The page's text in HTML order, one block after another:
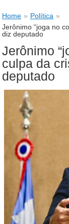
Home » Política »
Jerônimo “joga no
diz deputado
Jerônimo
culpa da
deputado